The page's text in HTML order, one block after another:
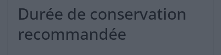
Durée de conservation
recommandée